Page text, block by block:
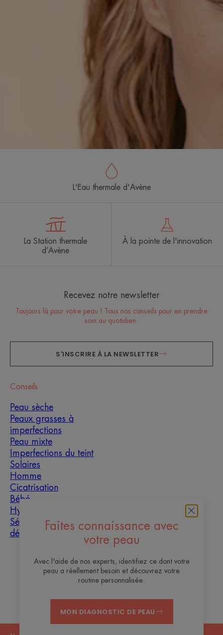
Faites connaissance avec
votre peau
Avec l'aide de nos experts, identifiez ce dont votre
peau a réellement besoin et découvrez votre
routine personnalisée.
MON DIAGNOSTIC DE PEAU
L'Eau thermale d'Avène
La Station thermale
d’Avène
À la pointe de l'innovation
Recevez notre newsletter
Toujours là pour votre peau ! Tous nos conseils pour en prendre
soin au quotidien.
S'INSCRIRE À LA NEWSLETTER
Conseils
Peau sèche
Peaux grasses à
imperfections
Peau mixte
Imperfections du teint
Solaires
Homme
Cicatrisation
Bébé
Hyperkératose
Sécheresse et
déshydratation
À propos
ContactQuestions fréquentes